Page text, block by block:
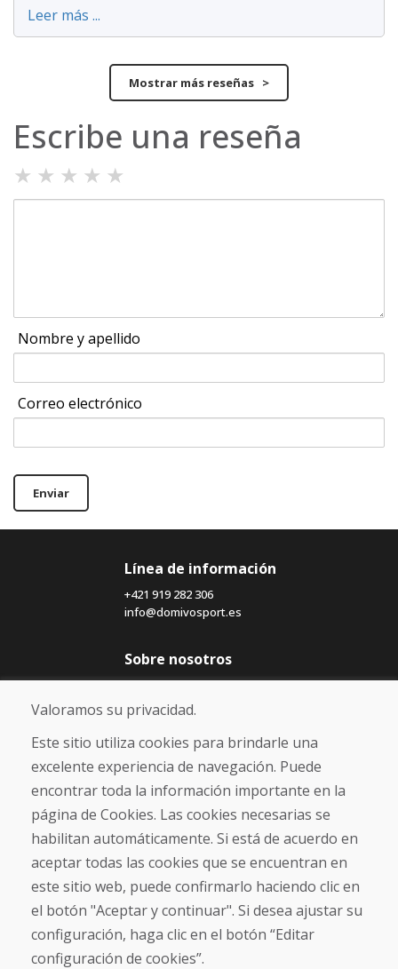
Leer más ...
Mostrar más reseñas >
Escribe una reseña
★ ★ ★ ★ ★
Nombre y apellido
Correo electrónico
Enviar
Línea de información
+421 919 282 306
info@domivosport.es
Sobre nosotros
Blog
Sobre nosotros
Comercio
Contacto
Compra
Tienda electrónica
Envío y pago
NORMAS DE RECLAMACIÓN
Devolución y cambio de mercancías
Política de privacidad
Cookies
Valoramos su privacidad.
Este sitio utiliza cookies para brindarle una
excelente experiencia de navegación. Puede
encontrar toda la información importante en la
página de Cookies. Las cookies necesarias se
habilitan automáticamente. Si está de acuerdo en
aceptar todas las cookies que se encuentran en
este sitio web, puede confirmarlo haciendo clic en
el botón "Aceptar y continuar". Si desea ajustar su
configuración, haga clic en el botón “Editar
configuración de cookies”.